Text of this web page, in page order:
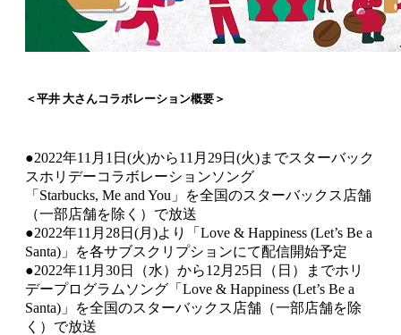
＜平井 大さんコラボレーション概要＞
●2022年11月1日(火)から11月29日(火)までスターバック
スホリデーコラボレーションソング
「Starbucks, Me and You」を全国のスターバックス店舗
（一部店舗を除く）で放送
●2022年11月28日(月)より「Love & Happiness (Let’s Be a
Santa)」を各サブスクリプションにて配信開始予定
●2022年11月30日（水）から12月25日（日）までホリ
デープログラムソング「Love & Happiness (Let’s Be a
Santa)」を全国のスターバックス店舗（一部店舗を除
く）で放送